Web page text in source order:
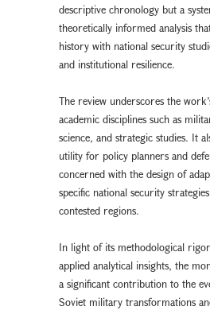
descriptive chronology but a
theoretically informed analysis
history with national security
and institutional resilience.
The review underscores the
academic disciplines such as
science, and strategic studies. It
utility for policy planners and
concerned with the design of
specific national security
contested regions.
In light of its methodological
applied analytical insights, the
a significant contribution to the
Soviet military transformations